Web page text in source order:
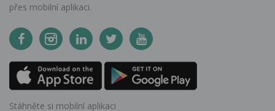
přes mobilní aplikaci.
Stáhněte si mobilní aplikaci